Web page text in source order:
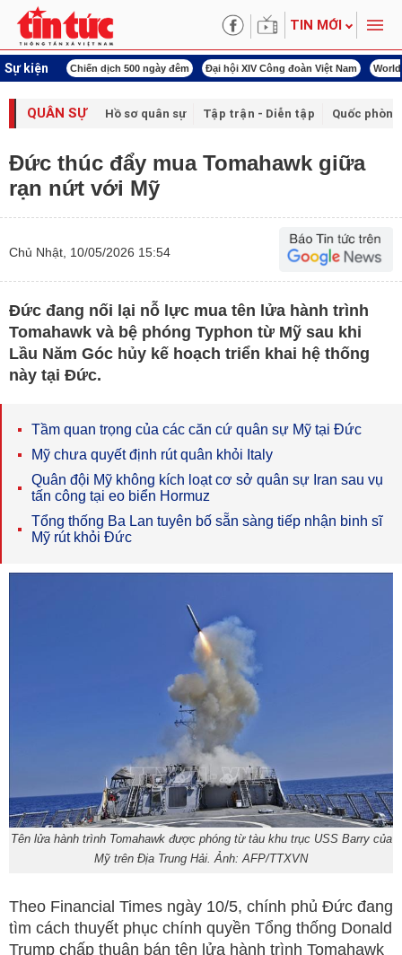
TIN MỚI
Sự kiện
ngày đêm Đại hội XIV Công đoàn Việt Nam World Cup 2026 Kỳ họp thứ
QUÂN SỰ Hồ sơ quân sự Tập trận - Diễn tập Quốc phòng
Đức thúc đẩy mua Tomahawk giữa
rạn nứt với Mỹ
Chủ Nhật, 10/05/2026 15:54
Đức đang nối lại nỗ lực mua tên lửa hành trình
Tomahawk và bệ phóng Typhon từ Mỹ sau khi
Lầu Năm Góc hủy kế hoạch triển khai hệ thống
này tại Đức.
Tầm quan trọng của các căn cứ quân sự Mỹ tại Đức
Mỹ chưa quyết định rút quân khỏi Italy
Quân đội Mỹ không kích loạt cơ sở quân sự Iran sau vụ
tấn công tại eo biển Hormuz
Tổng thống Ba Lan tuyên bố sẵn sàng tiếp nhận binh sĩ
Mỹ rút khỏi Đức
Tên lửa hành trình Tomahawk được phóng từ tàu khu trục USS Barry của
Mỹ trên Địa Trung Hải. Ảnh: AFP/TTXVN
Theo Financial Times ngày 10/5, chính phủ Đức đang
tìm cách thuyết phục chính quyền Tổng thống Donald
Trump chấp thuận bán tên lửa hành trình Tomahawk